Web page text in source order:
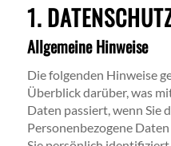
1.
Allgemeine Hinweise
Die folgenden Hinweise
Überblick darüber, was
Daten passiert, wenn Sie
Personenbezogene